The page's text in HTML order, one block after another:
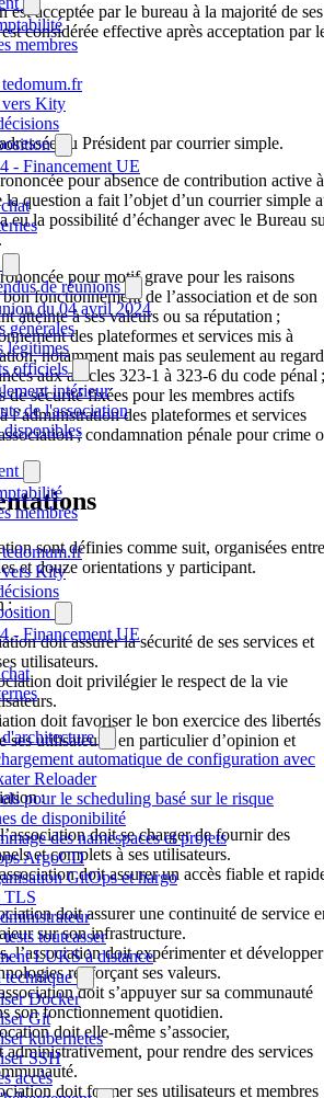
membres
Kity
- Financement UE
de réunions
du 04 avril 2024
générales
légitimes
officiels
intérieur
de l'association
membres
Kity
- Financement UE
automatique de configuration avec
Reloader
pour le scheduling basé sur le risque
de disponibilité
des namespaces et projets
ArgoCD
GitOps et hargo
TLS
toutcasser
LUKS à distance
technique
Docker
Git
kubernetes
SSH
accès
est acceptée par le bureau à la majorité de ses
considérée effective après acceptation par
au Président par courrier simple.
pour absence de contribution active à
la question a fait l’objet d’un courrier simple
eu la possibilité d’échanger avec le Bureau
pour motif grave pour les raisons
fonctionnement de l’association et de son
atteinte à ses valeurs ou sa réputation ;
des plateformes et services mis à
notamment mais pas seulement au regard
aux articles 323-1 à 323-6 du code pénal ;
de sécurité fixées pour les membres actifs
l’administration des plateformes et services
; condamnation pénale pour crime
sont définies comme suit, organisées entre
et douze orientations y participant.
:
doit assurer la sécurité de ses services et
utilisateurs.
doit privilégier le respect de la vie
doit favoriser le bon exercice des libertés
ses utilisateurs, en particulier d’opinion et
:
doit se charger de fournir des
et complets à ses utilisateurs.
doit assurer un accès fiable et
doit assurer une continuité de service
sur son infrastructure.
l’association doit expérimenter et développer
renforçant ses valeurs.
doit s’appuyer sur sa communauté
son fonctionnement quotidien.
doit elle-même s’associer,
administrativement, pour rendre des services
doit former ses utilisateurs et membres